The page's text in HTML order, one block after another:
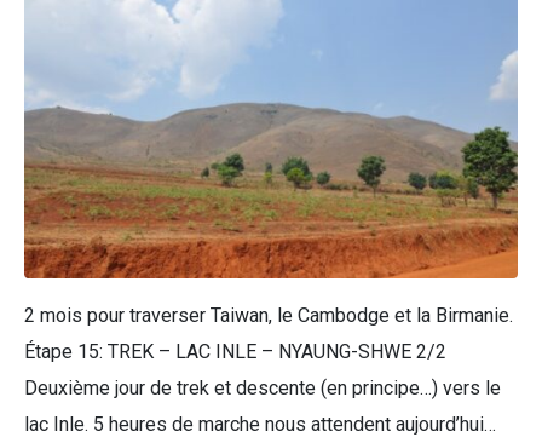
2 mois pour traverser Taiwan, le Cambodge et la Birmanie.
Étape 15: TREK – LAC INLE – NYAUNG-SHWE 2/2
Deuxième jour de trek et descente (en principe…) vers le
lac Inle. 5 heures de marche nous attendent aujourd’hui…